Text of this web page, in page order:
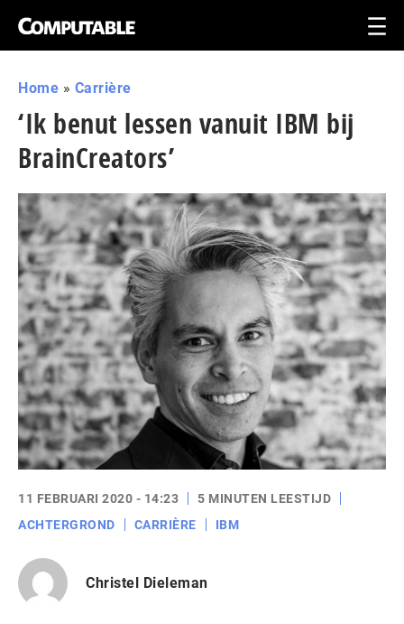
Home » Carrière
‘Ik benut lessen vanuit IBM bij
BrainCreators’
11 FEBRUARI 2020 - 14:23
5 MINUTEN LEESTIJD
ACHTERGROND
CARRIÈRE IBM
Christel Dieleman